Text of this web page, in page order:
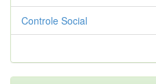
Controle Social